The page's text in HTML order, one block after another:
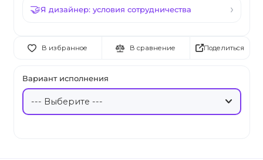
Я дизайнер: условия сотрудничества
В избранное В сравнение
Вариант исполнения
Поделиться